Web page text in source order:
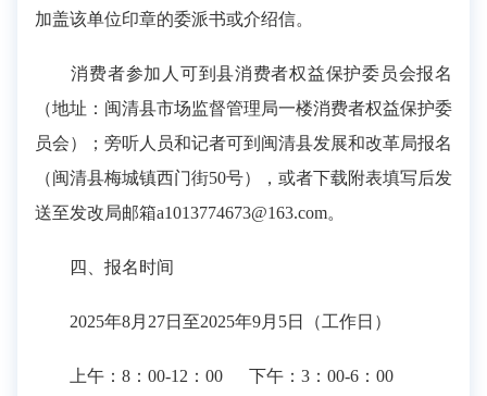
加盖该单位印章的委派书或介绍信。
消费者参加人可到县消费者权益保护委员会报名
（地址：闽清县市场监督管理局一楼消费者权益保护委
员会）；旁听人员和记者可到闽清县发展和改革局报名
（闽清县梅城镇西门街50号），或者下载附表填写后发
送至发改局邮箱a1013774673@163.com。
四、报名时间
2025年8月27日至2025年9月5日（工作日）
上午：8：00-12：00 下午：3：00-6：00